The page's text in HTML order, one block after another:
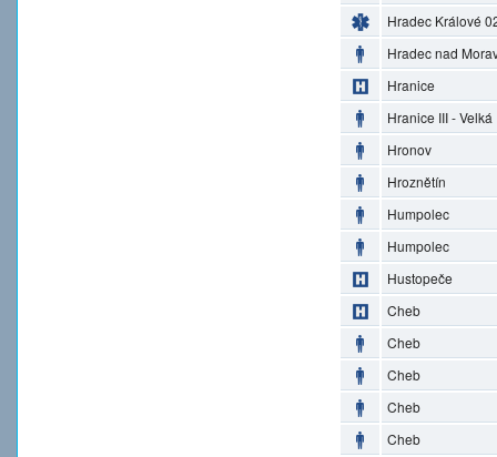
Hradec Králové
Hradec nad
Hranice
Hranice III - Velká
Hronov
Hroznětín
Humpolec
Humpolec
Hustopeče
Cheb
Cheb
Cheb
Cheb
Cheb